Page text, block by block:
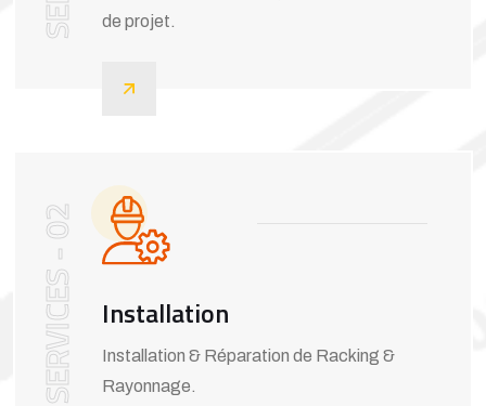
de projet.
SERVICES - 02 Installation
Installation & Réparation de Racking &
Rayonnage.